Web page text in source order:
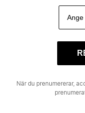
När du prenumererar,